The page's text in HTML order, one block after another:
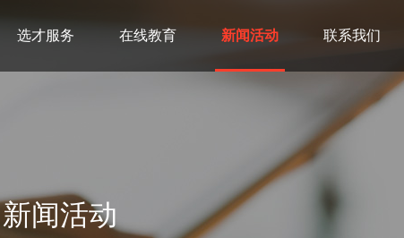
选才服务 在线教育 新闻活动 联系我们
新闻活动